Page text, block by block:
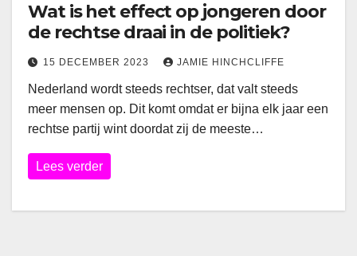
Wat is het effect op jongeren door
de rechtse draai in de politiek?
15 DECEMBER 2023 JAMIE HINCHCLIFFE
Nederland wordt steeds rechtser, dat valt steeds
meer mensen op. Dit komt omdat er bijna elk jaar een
rechtse partij wint doordat zij de meeste…
Lees verder